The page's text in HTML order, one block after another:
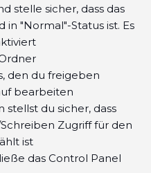
stelle sicher, dass das
in "Normal"-Status ist. Es
den du freigeben
bearbeiten
du sicher, dass
Zugriff für den
ist
das Control Panel